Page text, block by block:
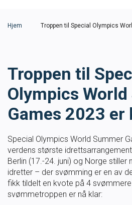
Antidoping
Konferanse 2026
Masterclass
Klubbdrift
Klubbutvikling
Hjem Troppen til Special Olympics
Troppen til
Olympics
Games 2023 er
Special Olympics World Summer
verdens største
Berlin (17.-24. juni) og Norge stiller
idretter – der svømming er en av
fikk tildelt en kvote på 4
svømmetroppen er nå klar: